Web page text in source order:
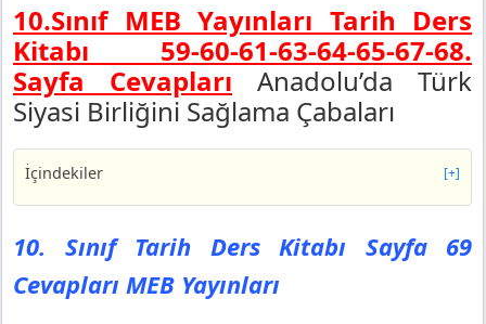
10.Sınıf MEB Yayınları Tarih Ders
Kitabı 59-60-61-63-64-65-67-68.
Sayfa Cevapları Anadolu’da Türk
Siyasi Birliğini Sağlama Çabaları
İçindekiler [+]
10. Sınıf Tarih Ders Kitabı Sayfa 69 Cevapları MEB
Yayınları
Harita Analizi
10. Sınıf Tarih Ders Kitabı Sayfa 70 Cevapları MEB
10. Sınıf Tarih Ders Kitabı Sayfa 69
Cevapları MEB Yayınları